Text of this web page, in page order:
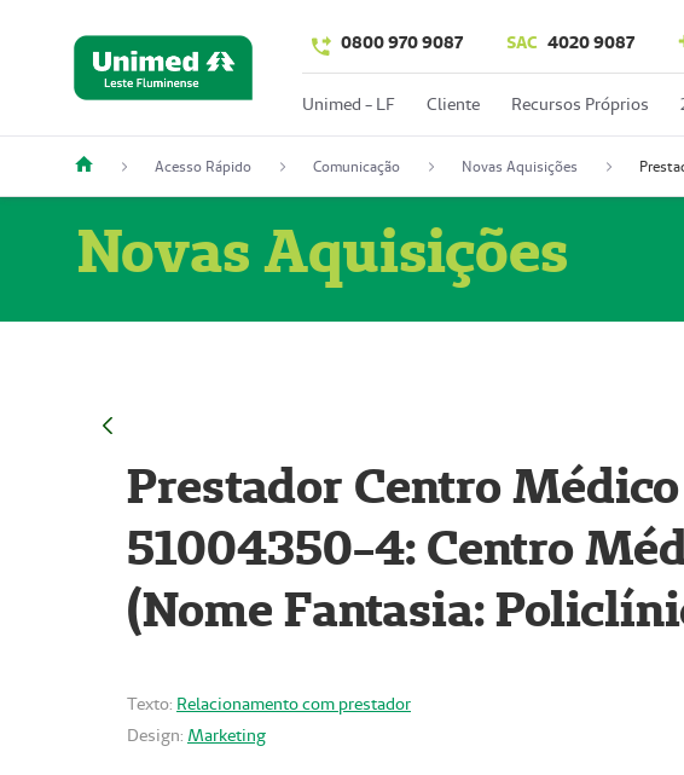
0800 970 9087 SAC 4020 9087
Unimed - LF Cliente Recursos Próprios
Acesso Rápido Comunicação Novas Aquisições
Novas Aquisições
Prestador Centro
51004350-4: Centro
(Nome Fantasia:
Texto: Relacionamento com prestador
Design: Marketing